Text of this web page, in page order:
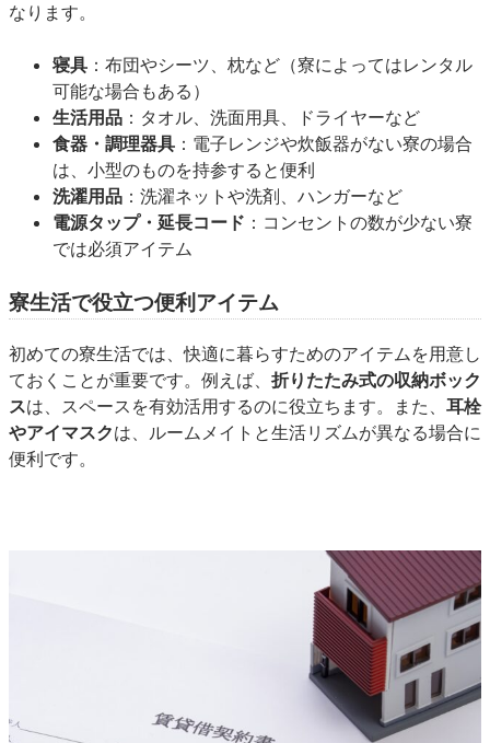
なります。
寝具 ：布団やシーツ、枕など（寮によってはレンタル
可能な場合もある）
生活用品 ：タオル、洗面用具、ドライヤーなど
食器・調理器具 ：電子レンジや炊飯器がない寮の場合
は、小型のものを持参すると便利
洗濯用品 ：洗濯ネットや洗剤、ハンガーなど
電源タップ・延長コード ：コンセントの数が少ない寮
では必須アイテム
寮生活で役立つ便利アイテム
初めての寮生活では、快適に暮らすためのアイテムを用意し
ておくことが重要です。例えば、 折りたたみ式の収納ボック
スは、スペースを有効活用するのに役立ちます。また、 耳栓
やアイマスクは、ルームメイトと生活リズムが異なる場合に
便利です。